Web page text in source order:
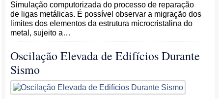
Simulação computorizada do processo de reparação
de ligas metálicas. É possível observar a migração dos
limites dos elementos da estrutura microcristalina do
metal, sujeito a…
Oscilação Elevada de Edifícios Durante
Sismo